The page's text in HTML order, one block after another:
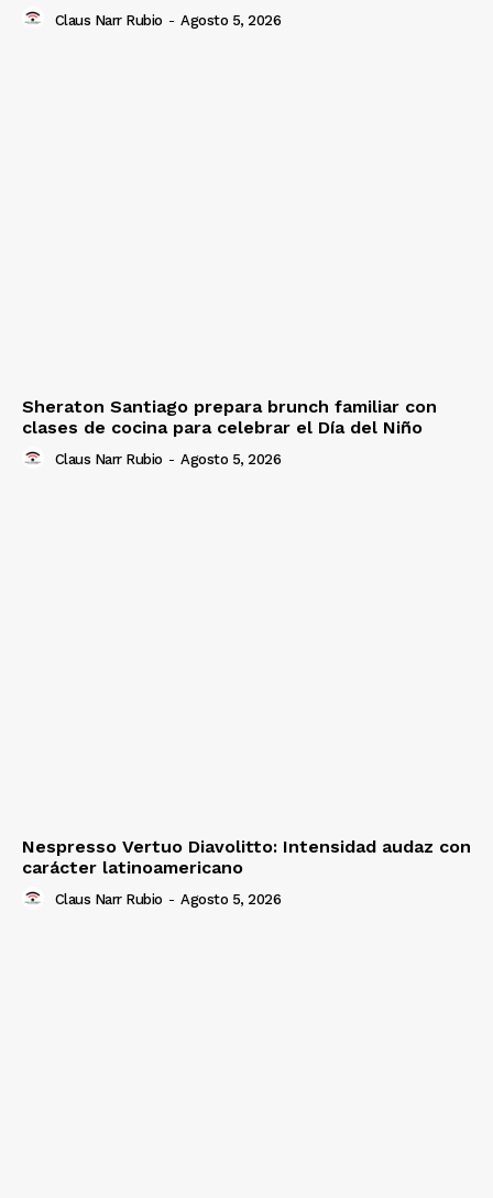
Claus Narr Rubio - Agosto 5, 2026
Sheraton Santiago prepara brunch familiar con
clases de cocina para celebrar el Día del Niño
Claus Narr Rubio - Agosto 5, 2026
Nespresso Vertuo Diavolitto: Intensidad audaz con
carácter latinoamericano
Claus Narr Rubio - Agosto 5, 2026